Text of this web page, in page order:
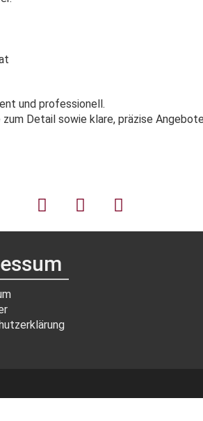
und professionell.
Detail sowie klare, präzise